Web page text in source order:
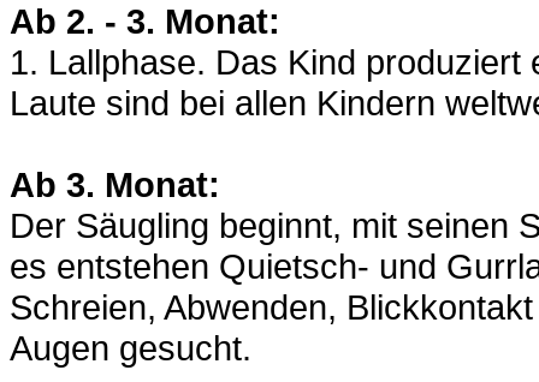
Ab 2. - 3. Monat:
1. Lallphase. Das Kind
Laute sind bei allen Kindern
Ab 3. Monat:
Der Säugling beginnt, mit seinen
es entstehen Quietsch- und
Schreien, Abwenden,
Augen gesucht.